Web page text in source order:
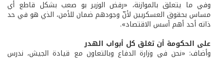
وفي ما يتعلق بالموازنة، «رفض الوزير بو صعب بشكل قاطع أي
مساس بحقوق العسكريين لأنّ وجودهم ضمان للأمن، الذي هو في حد
ذاته أحد أهم أسس الاقتصاد».
على الحكومة أن تغلق كل أبواب الهدر
وأضاف: «نحن في وزارة الدفاع وبالتعاون مع قيادة الجيش، ندرس